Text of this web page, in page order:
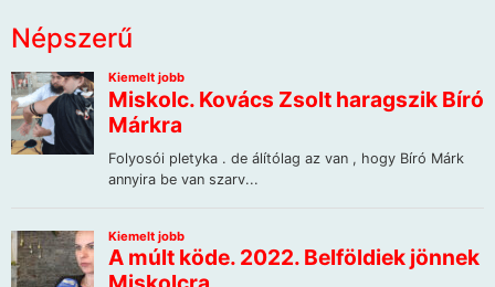
Népszerű